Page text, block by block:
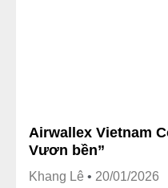
Airwallex Vietnam
Vươn bền”
Khang Lê 20/01/2026